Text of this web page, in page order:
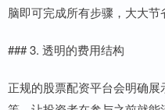
脑即可完成所有步骤，大大节
### 3. 透明的费用结构
正规的股票配资平台会明确